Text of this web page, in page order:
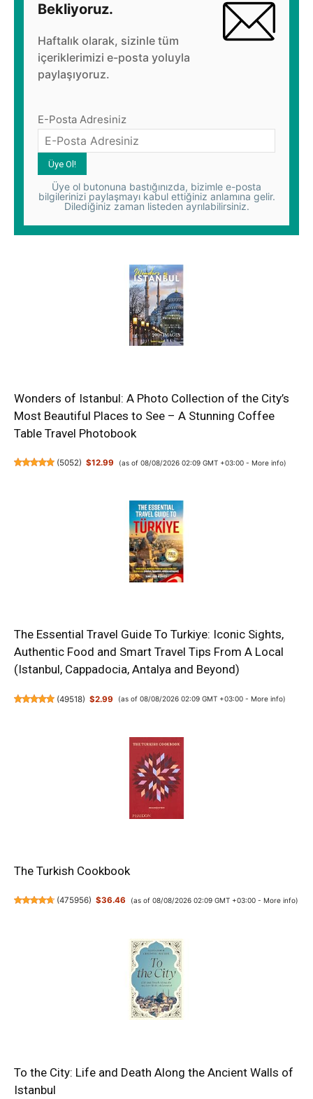
Bekliyoruz.
Haftalık olarak, sizinle tüm
içeriklerimizi e-posta yoluyla
paylaşıyoruz.
E-Posta Adresiniz
Üye ol butonuna bastığınızda, bizimle e-posta
bilgilerinizi paylaşmayı kabul ettiğiniz anlamına gelir.
Dilediğiniz zaman listeden ayrılabilirsiniz.
Wonders of Istanbul: A Photo Collection of the City’s
Most Beautiful Places to See – A Stunning Coffee
Table Travel Photobook
(5052) $12.99 (as of 08/08/2026 02:09 GMT +03:00 - More info)
The Essential Travel Guide To Turkiye: Iconic Sights,
Authentic Food and Smart Travel Tips From A Local
(Istanbul, Cappadocia, Antalya and Beyond)
(49518) $2.99 (as of 08/08/2026 02:09 GMT +03:00 - More info)
The Turkish Cookbook
(475956) $36.46 (as of 08/08/2026 02:09 GMT +03:00 - More info)
To the City: Life and Death Along the Ancient Walls of
Istanbul